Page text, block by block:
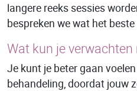
langere reeks sessies
bespreken we wat het
Wat kun je
Je kunt je beter gaan
behandeling, doordat jouw